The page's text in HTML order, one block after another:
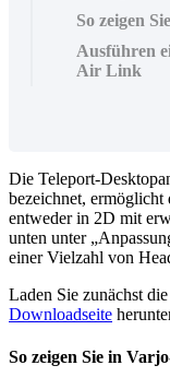
So zeigen
Ausführen
Air Link
Die Teleport-
bezeichnet,
entweder in 2D mit
unten unter
einer Vielzahl von
Laden Sie zunächst
Downloadseite
So zeigen Sie in